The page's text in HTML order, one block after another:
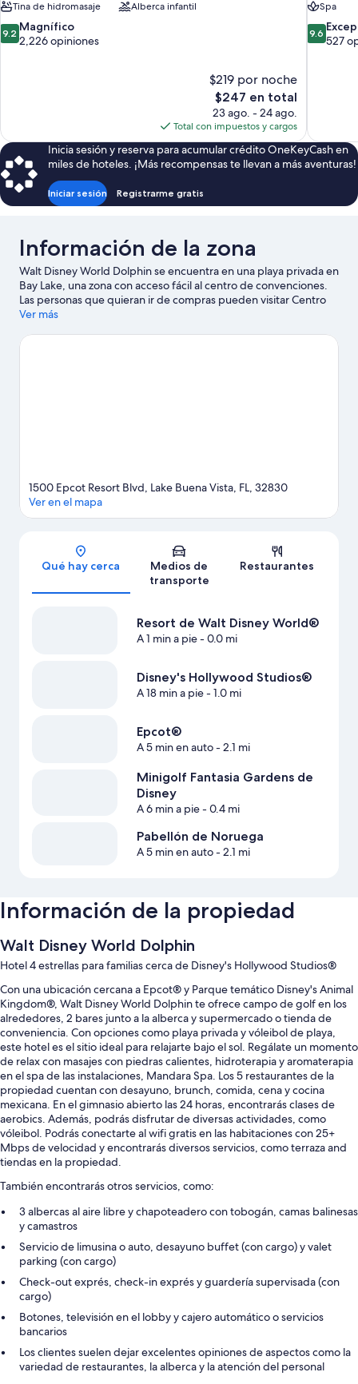
Tina de hidromasaje Alberca infantil
9.2
de
9.2 Magnífico
2,226 opiniones
$219 por noche
El
precio
actual
es
de
$247
$247 en total
23 ago. - 24 ago.
Total con impuestos y cargos
Spa
9.6
de
9.6
527
Inicia sesión y reserva para acumular crédito OneKeyCash en
miles de hoteles. ¡Más recompensas te llevan a más aventuras!
Iniciar sesión Registrarme gratis
Información de la zona
Walt Disney World Dolphin se encuentra en una playa privada en
Bay Lake, una zona con acceso fácil al centro de convenciones.
Las personas que quieran ir de compras pueden visitar Centro
comercial Disney Springs™, mientras que quienes deseen
Epcot® y Disney's Hollywood Studios®. ¿Viajas con niños? No te
Ver más
Sección del mapa
1500 Epcot Resort Blvd, Lake Buena Vista, FL, 32830
Ver en el mapa
Qué hay cerca
Medios de
transporte
Restaurantes
Resort de Walt Disney World®
A 1 min a pie- 0.0 mi
Disney's Hollywood Studios®
A 18 min a pie- 1.0 mi
Epcot®
A 5 min en auto- 2.1 mi
Minigolf Fantasia Gardens de
Disney
A 6 min a pie- 0.4 mi
Pabellón de Noruega
A 5 min en auto- 2.1 mi
Información de la propiedad
Walt Disney World Dolphin
Hotel 4 estrellas para familias cerca de Disney's Hollywood Studios®
Con una ubicación cercana a Epcot® y Parque temático Disney's Animal
Kingdom®, Walt Disney World Dolphin te ofrece campo de golf en los
alrededores, 2 bares junto a la alberca y supermercado o tienda de
conveniencia. Con opciones como playa privada y vóleibol de playa,
este hotel es el sitio ideal para relajarte bajo el sol. Regálate un momento
de relax con masajes con piedras calientes, hidroterapia y aromaterapia
en el spa de las instalaciones, Mandara Spa. Los 5 restaurantes de la
propiedad cuentan con desayuno, brunch, comida, cena y cocina
mexicana. En el gimnasio abierto las 24 horas, encontrarás clases de
aerobics. Además, podrás disfrutar de diversas actividades, como
vóleibol. Podrás conectarte al wifi gratis en las habitaciones con 25+
Mbps de velocidad y encontrarás diversos servicios, como terraza and
tiendas en la propiedad.
También encontrarás otros servicios, como:
3 albercas al aire libre y chapoteadero con tobogán, camas balinesas
y camastros
Servicio de limusina o auto, desayuno buffet (con cargo) y valet
parking (con cargo)
Check-out exprés, check-in exprés y guardería supervisada (con
cargo)
Botones, televisión en el lobby y cajero automático o servicios
bancarios
Los clientes suelen dejar excelentes opiniones de aspectos como la
variedad de restaurantes, la alberca y la atención del personal